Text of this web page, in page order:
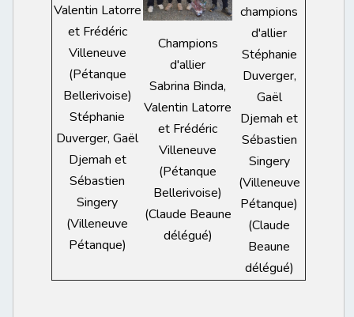
Valentin Latorre
et Frédéric
Villeneuve
(Pétanque
Bellerivoise)
Stéphanie
Duverger, Gaël
Djemah et
Sébastien
Singery
(Villeneuve
Pétanque)
Champions
d'allier
Sabrina Binda,
Valentin Latorre
et Frédéric
Villeneuve
(Pétanque
Bellerivoise)
(Claude Beaune
délégué)
champions
d'allier
Stéphanie
Duverger,
Gaël
Djemah et
Sébastien
Singery
(Villeneuve
Pétanque)
(Claude
Beaune
délégué)